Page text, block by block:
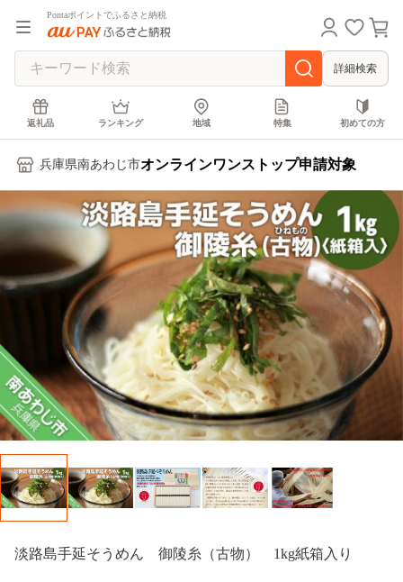
Pontaポイントでふるさと納税
詳細検索
返礼品 ランキング 地域 特集 初めての方
兵庫県南あわじ市オンラインワンストップ申請対象
淡路島手延そうめん 御陵糸（古物） 1kg紙箱入り